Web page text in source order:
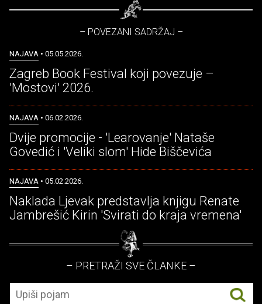
– POVEZANI SADRŽAJ –
NAJAVA • 05.05.2026.
Zagreb Book Festival koji povezuje –
'Mostovi' 2026.
NAJAVA • 06.02.2026.
Dvije promocije - 'Learovanje' Nataše
Govedić i 'Veliki slom' Hide Biščevića
NAJAVA • 05.02.2026.
Naklada Ljevak predstavlja knjigu Renate
Jambrešić Kirin 'Svirati do kraja vremena'
– PRETRAŽI SVE ČLANKE –